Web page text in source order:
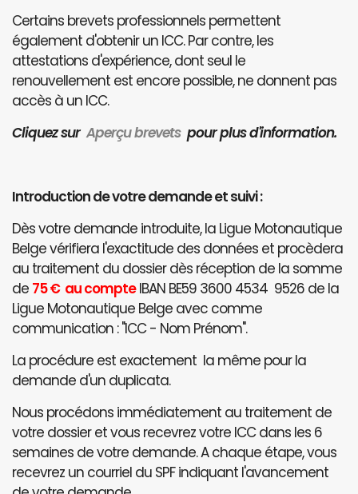
Certains brevets professionnels permettent
également d'obtenir un ICC. Par contre, les
attestations d'expérience, dont seul le
renouvellement est encore possible, ne donnent pas
accès à un ICC.
Cliquez surAperçu brevets pour plus d'information.
Introduction de votre demande et suivi :
Dès votre demande introduite, la Ligue Motonautique
Belge vérifiera l'exactitude des données et procèdera
au traitement du dossier dès réception de la somme
de 75 € au compteIBAN BE59 3600 4534 9526 de la
Ligue Motonautique Belge avec comme
communication : "ICC - Nom Prénom".
La procédure est exactement la même pour la
demande d'un duplicata.
Nous procédons immédiatement au traitement de
votre dossier et vous recevrez votre ICC dans les 6
semaines de votre demande. A chaque étape, vous
recevrez un courriel du SPF indiquant l'avancement